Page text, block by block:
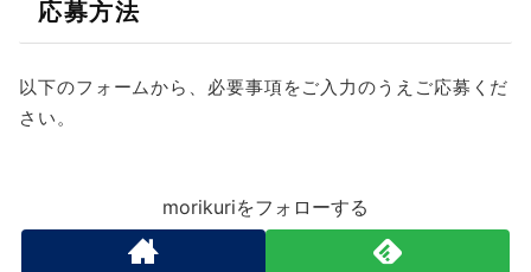
応募方法
以下のフォームから、必要事項をご入力のうえご応募くだ
さい。
morikuriをフォローする